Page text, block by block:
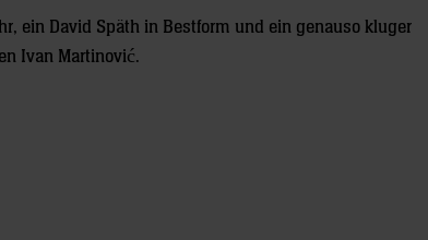
ein David Späth in Bestform und ein genauso kluger
Ivan Martinović.